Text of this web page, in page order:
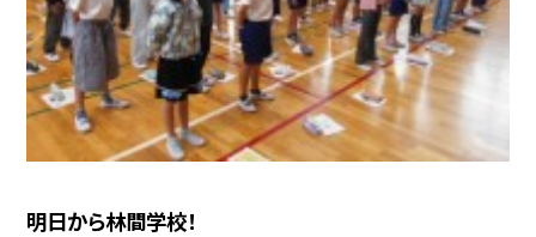
明日から林間学校！